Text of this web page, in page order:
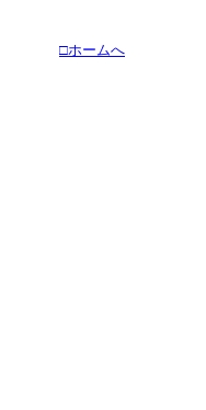
□ホームへ